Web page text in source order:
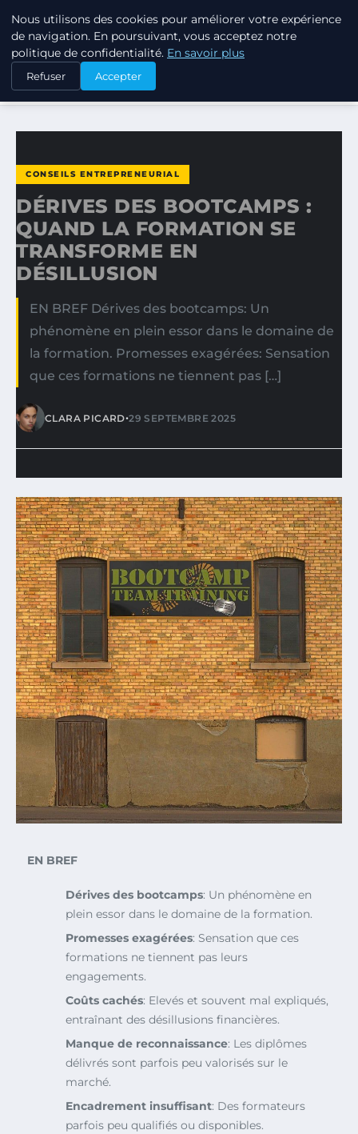
TUEZ-LES TOUS
ACCUEIL
CONSEILS ENTREPRENEURIAL
DÉRIVES DES BOOTCAMPS : QUAND LA FORMATION SE…
CONSEILS ENTREPRENEURIAL
DÉRIVES DES BOOTCAMPS :
QUAND LA FORMATION SE
TRANSFORME EN
DÉSILLUSION
EN BREF Dérives des bootcamps: Un
phénomène en plein essor dans le domaine de
la formation. Promesses exagérées: Sensation
que ces formations ne tiennent pas […]
CLARA PICARD•29 SEPTEMBRE 2025
EN BREF
Dérives des bootcamps: Un phénomène en
plein essor dans le domaine de la formation.
Promesses exagérées: Sensation que ces
formations ne tiennent pas leurs
engagements.
Coûts cachés: Elevés et souvent mal expliqués,
entraînant des désillusions financières.
Manque de reconnaissance: Les diplômes
délivrés sont parfois peu valorisés sur le
marché.
Encadrement insuffisant: Des formateurs
parfois peu qualifiés ou disponibles.
Nous utilisons des cookies pour améliorer votre expérience
de navigation. En poursuivant, vous acceptez notre
politique de confidentialité. En savoir plus
Refuser Accepter